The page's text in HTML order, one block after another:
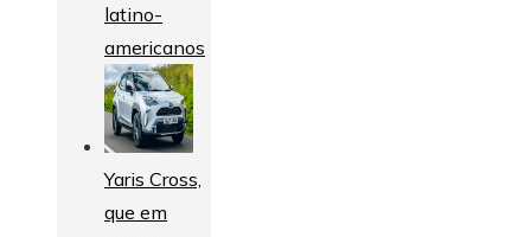
latino-
americanos
Yaris Cross,
que em